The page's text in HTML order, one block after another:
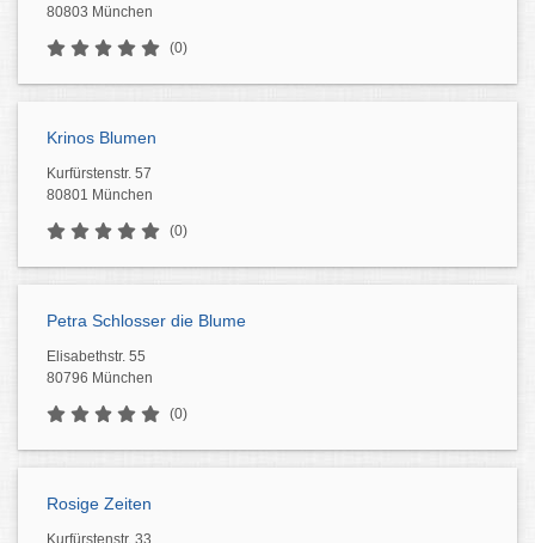
80803 München
(0)
Krinos Blumen
Kurfürstenstr. 57
80801 München
(0)
Petra Schlosser die Blume
Elisabethstr. 55
80796 München
(0)
Rosige Zeiten
Kurfürstenstr. 33